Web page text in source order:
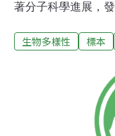
著分子科學進展，
命科學系教授徐堉
方舟。標價買不到
今年出版的《台灣
12亞科、58屬、
台灣蝶類種類最多
生物多樣性 標本